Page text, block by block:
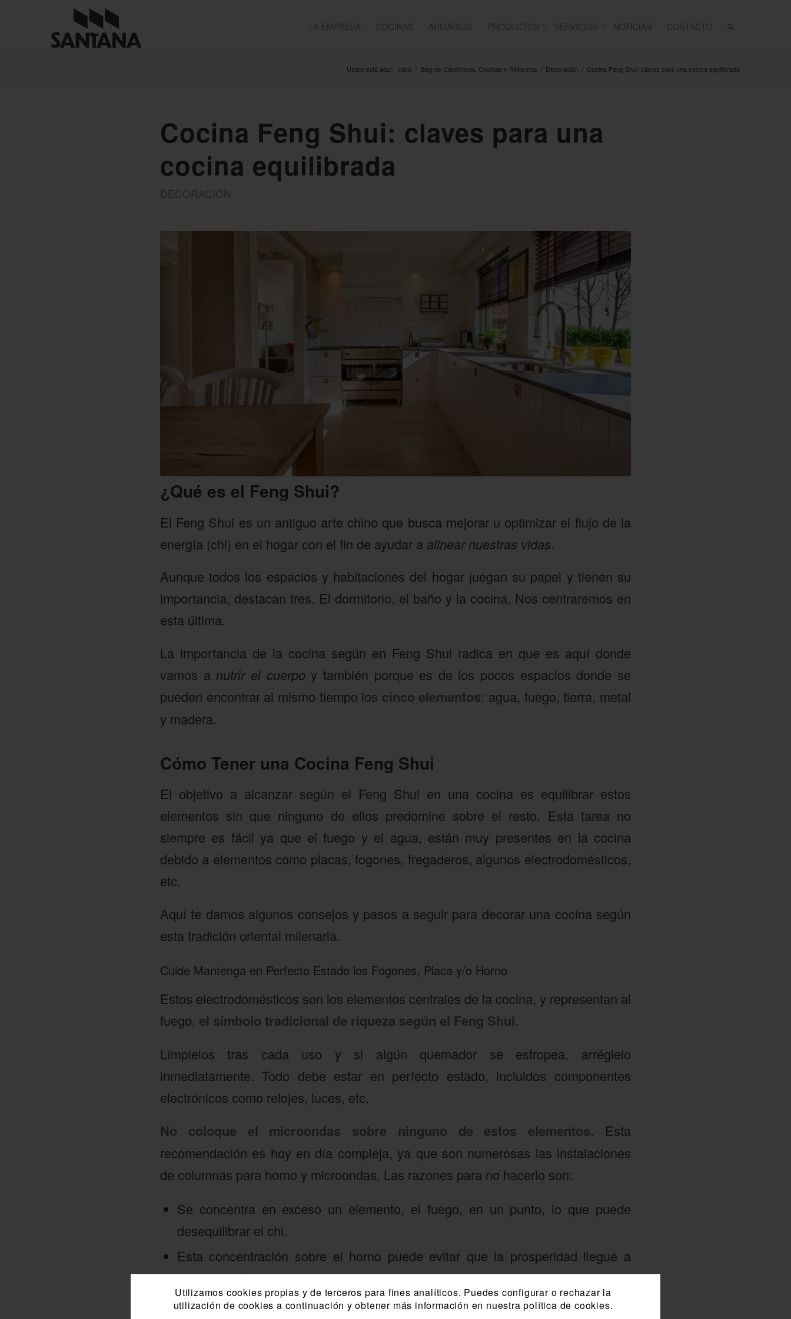
LA EMPRESA COCINAS ARMARIOS PRODUCTOS SERVICIOS NOTICIAS CONTACTO
Usted está aquí: Inicio / Blog de Carpintería, Cocinas y Reformas / Decoración / Cocina Feng Shui: claves para una cocina equilibrada
Cocina Feng Shui: claves para una
cocina equilibrada
DECORACIÓN
¿Qué es el Feng Shui?
El Feng Shui es un antiguo arte chino que busca mejorar u optimizar el flujo de la
energía (chi) en el hogar con el fin de ayudar a alinear nuestras vidas.
Aunque todos los espacios y habitaciones del hogar juegan su papel y tienen su
importancia, destacan tres. El dormitorio, el baño y la cocina. Nos centraremos en
esta última.
La importancia de la cocina según en Feng Shui radica en que es aquí donde
vamos a nutrir el cuerpo y también porque es de los pocos espacios donde se
pueden encontrar al mismo tiempo los cinco elementos: agua, fuego, tierra, metal
y madera.
Cómo Tener una Cocina Feng Shui
El objetivo a alcanzar según el Feng Shui en una cocina es equilibrar estos
elementos sin que ninguno de ellos predomine sobre el resto. Esta tarea no
siempre es fácil ya que el fuego y el agua, están muy presentes en la cocina
debido a elementos como placas, fogones, fregaderos, algunos electrodomésticos,
etc.
Aquí te damos algunos consejos y pasos a seguir para decorar una cocina según
esta tradición oriental milenaria.
Cuide Mantenga en Perfecto Estado los Fogones, Placa y/o Horno
Estos electrodomésticos son los elementos centrales de la cocina, y representan al
fuego, el símbolo tradicional de riqueza según el Feng Shui.
Límpielos tras cada uso y si algún quemador se estropea, arréglelo
inmediatamente. Todo debe estar en perfecto estado, incluidos componentes
electrónicos como relojes, luces, etc.
No coloque el microondas sobre ninguno de estos elementos. Esta
recomendación es hoy en día compleja, ya que son numerosas las instalaciones
de columnas para horno y microondas. Las razones para no hacerlo son:
Se concentra en exceso un elemento, el fuego, en un punto, lo que puede
desequilibrar el chi.
Esta concentración sobre el horno puede evitar que la prosperidad llegue a
nuestras vidas.
Separe la placa y/o el horno del Fregadero
Utilizamos cookies propias y de terceros para fines analíticos. Puedes configurar o rechazar la
utilización de cookies a continuación y obtener más información en nuestra política de cookies.